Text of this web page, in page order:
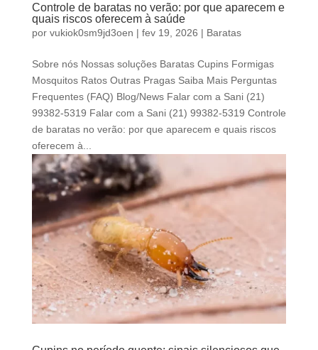
Controle de baratas no verão: por que aparecem e
quais riscos oferecem à saúde
por vukiok0sm9jd3oen | fev 19, 2026 | Baratas
Sobre nós Nossas soluções Baratas Cupins Formigas
Mosquitos Ratos Outras Pragas Saiba Mais Perguntas
Frequentes (FAQ) Blog/News Falar com a Sani (21)
99382-5319 Falar com a Sani (21) 99382-5319 Controle
de baratas no verão: por que aparecem e quais riscos
oferecem à...